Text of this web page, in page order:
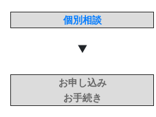
個別相談
▼
お申し込み
お手続き